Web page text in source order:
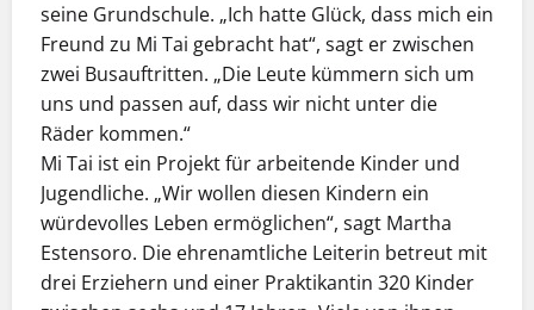
seine Grundschule. „Ich hatte Glück, dass mich ein
Freund zu Mi Tai gebracht hat“, sagt er zwischen
zwei Busauftritten. „Die Leute kümmern sich um
uns und passen auf, dass wir nicht unter die
Räder kommen.“
Mi Tai ist ein Projekt für arbeitende Kinder und
Jugendliche. „Wir wollen diesen Kindern ein
würdevolles Leben ermöglichen“, sagt Martha
Estensoro. Die ehrenamtliche Leiterin betreut mit
drei Erziehern und einer Praktikantin 320 Kinder